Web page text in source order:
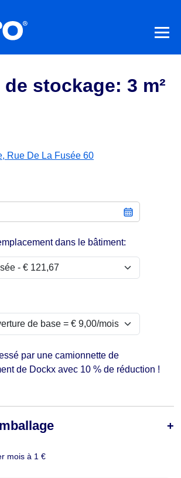
de stockage: 3 m²
Rue De La Fusée 60
dans le bâtiment:
par une camionnette de
de Dockx avec 10 % de réduction !
mois à 1 €